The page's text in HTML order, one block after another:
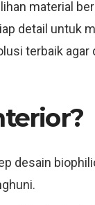
material
detail untuk
terbaik
desain